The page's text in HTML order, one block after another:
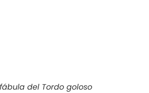
del Tordo goloso